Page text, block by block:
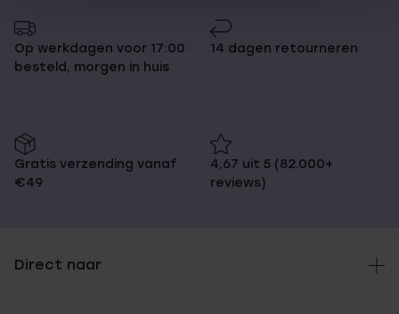
Op werkdagen voor 17:00
besteld, morgen in huis
14 dagen retourneren
Gratis verzending vanaf
€49
4,67 uit 5 (82.000+
reviews)
Direct naar